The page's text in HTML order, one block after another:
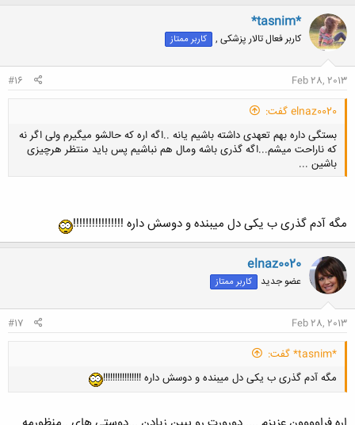
ن
ش
ه
ا
*tasnim*
کاربر فعال تالار پزشکی , کاربر ممتاز
Feb 28, 2013
#16
elnaz0020 گفت:
بستگی داره بهم تعهدی داشته باشیم یانه ..اگه اره که حالشو میگیرم ولی اگر نه
که ناراحت میشم...اگه گذری باشه ومال هم نباشیم پس باید منتظر هرچیزی
باشین ...
کلیک کنید تا باز شود...
مگه آدم گذری ب یکی دل میبنده و دوسش داره !!!!!!!!!!!!!!!!
elnaz0020
عضو جدید کاربر ممتاز
Feb 28, 2013
#17
*tasnim* گفت:
مگه آدم گذری ب یکی دل میبنده و دوسش داره !!!!!!!!!!!!!!!!